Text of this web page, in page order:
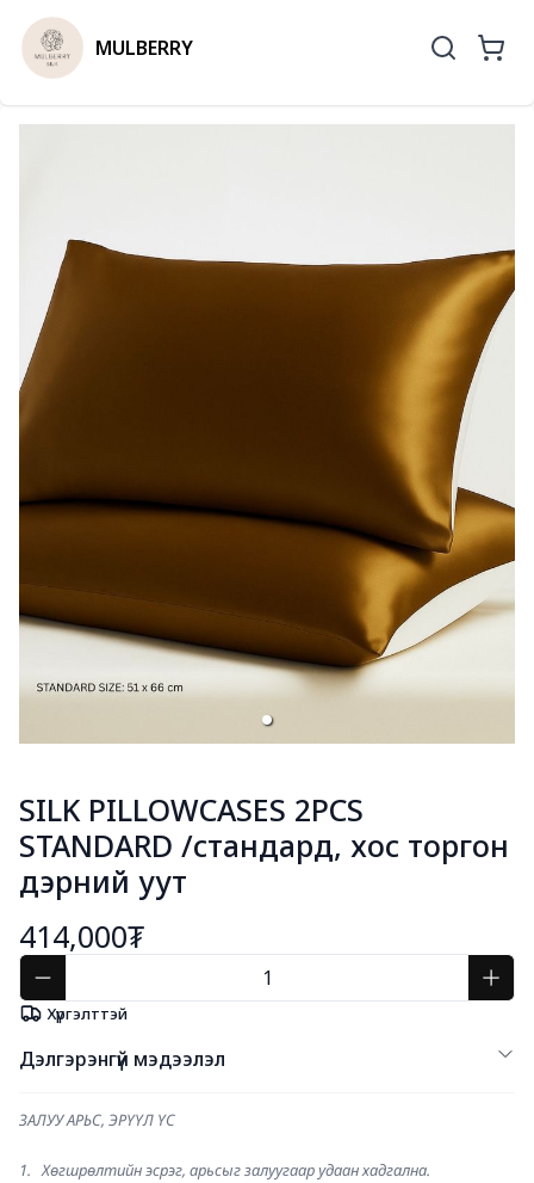
MULBERRY
SILK PILLOWCASES 2PCS
STANDARD /стандард, хос торгон
дэрний уут
414,000₮
Хүргэлттэй
Дэлгэрэнгүй мэдээлэл
ЗАЛУУ АРЬС, ЭРҮҮЛ ҮС
1.   Хөгшрөлтийн эсрэг, арьсыг залуугаар удаан хадгална.